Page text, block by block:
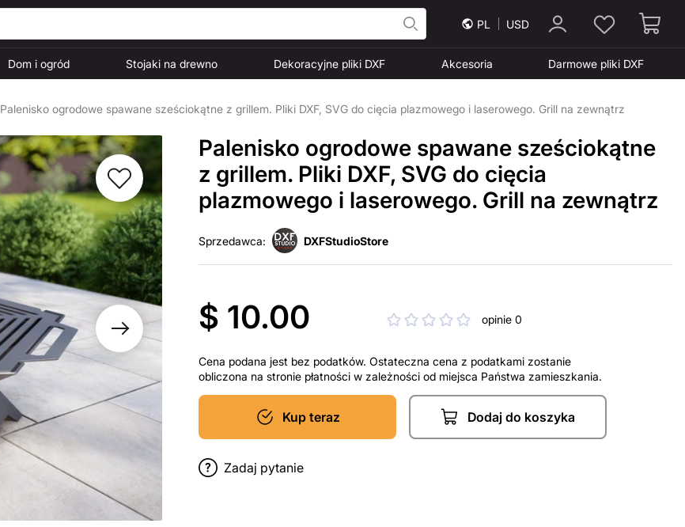
PL USD
Dom i ogród Stojaki na drewno Dekoracyjne pliki DXF Akcesoria Darmowe pliki DXF
Palenisko ogrodowe spawane sześciokątne z grillem. Pliki DXF, SVG do cięcia plazmowego i laserowego. Grill na zewnątrz
Palenisko ogrodowe spawane sześciokątne
z grillem. Pliki DXF, SVG do cięcia
plazmowego i laserowego. Grill na zewnątrz
Sprzedawca: DXFStudioStore
$ 10.00 opinie 0
Cena podana jest bez podatków. Ostateczna cena z podatkami zostanie
obliczona na stronie płatności w zależności od miejsca Państwa zamieszkania.
Kup teraz Dodaj do koszyka
Zadaj pytanie